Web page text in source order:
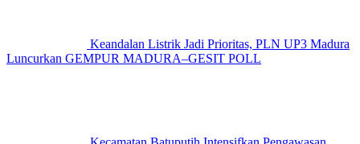
Keandalan Listrik Jadi Prioritas, PLN UP3 Madura
Luncurkan GEMPUR MADURA–GESIT POLL